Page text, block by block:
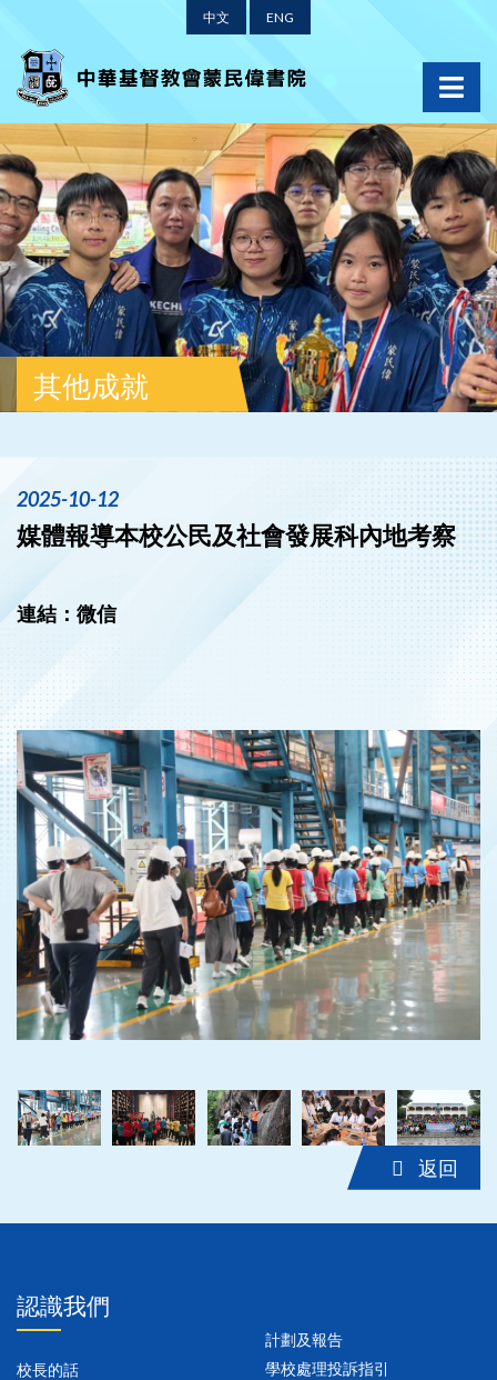
中文 ENG
其他成就
2025-10-12
媒體報導本校公民及社會發展科內地考察
連結： 微信
‹ ›
‹ ›
返回
認識我們
校長的話
計劃及報告
學校處理投訴指引